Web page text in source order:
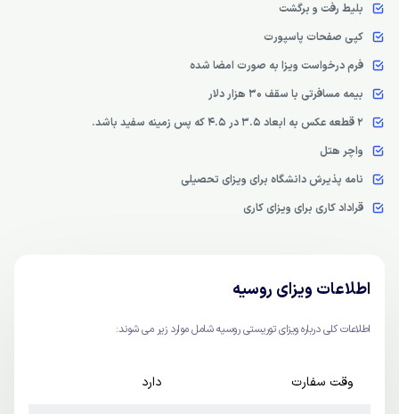
بلیط رفت و برگشت
کپی صفحات پاسپورت
فرم درخواست ویزا به صورت امضا شده
بیمه مسافرتی با سقف 30 هزار دلار
2 قطعه عکس به ابعاد 3.5 در 4.5 که پس زمینه سفید باشد.
واچر هتل
نامه پذیرش دانشگاه برای ویزای تحصیلی
قراداد کاری برای ویزای کاری
اطلاعات ویزای روسیه
اطلاعات کلی درباره ویزای توریستی روسیه شامل موارد زیر می شوند:
وقت سفارت دارد